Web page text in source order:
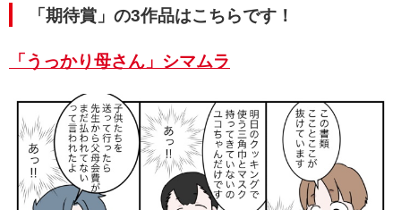
「期待賞」の3作品はこちらです！
「うっかり母さん」シマムラ